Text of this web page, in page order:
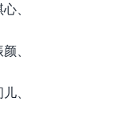
、
、
、